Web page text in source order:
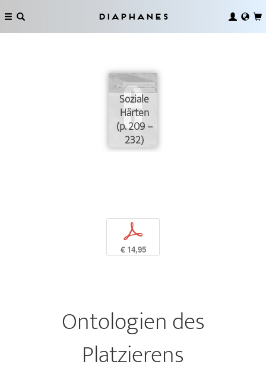
Diaphanes
Soziale
Härten
(p. 209 –
232)
p
€ 14,95
Ontologien des
Platzierens